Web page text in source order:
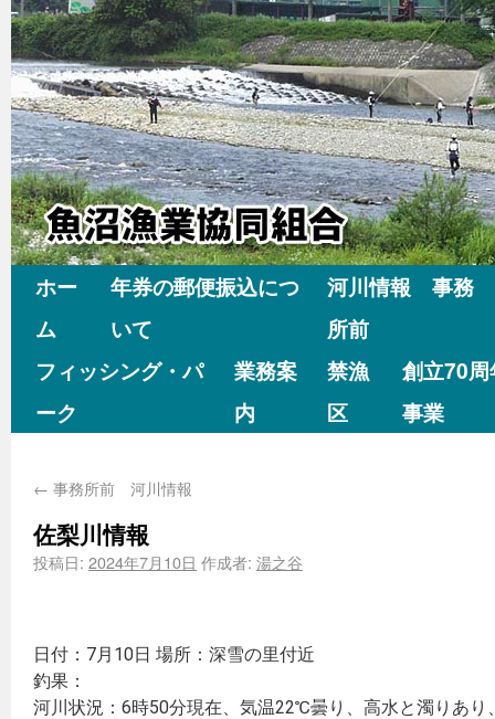
ホー
ム
年券の郵便振込につ
いて
河川情報 事務
所前
フィッシング・パ
ーク
業務案
内
禁漁
区
創立70
事業
← 事務所前 河川情報
佐梨川情報
投稿日: 2024年7月10日 作成者: 湯之谷
日付：7月10日 場所：深雪の里付近
釣果：
河川状況：6時50分現在、気温22℃曇り、高水と濁りあり